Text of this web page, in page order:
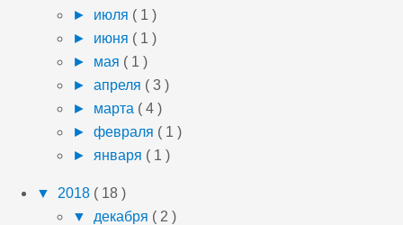
► июля ( 1 )
► июня ( 1 )
► мая ( 1 )
► апреля ( 3 )
► марта ( 4 )
► февраля ( 1 )
► января ( 1 )
▼ 2018 ( 18 )
▼ декабря ( 2 )